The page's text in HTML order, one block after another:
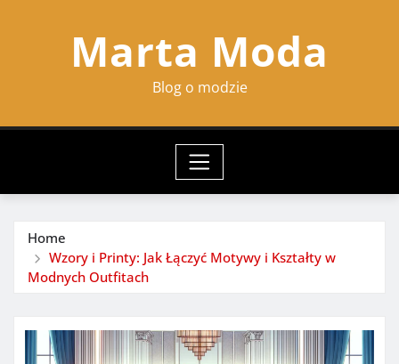
Marta Moda
Blog o modzie
Home
Wzory i Printy: Jak Łączyć Motywy i Kształty w
Modnych Outfitach